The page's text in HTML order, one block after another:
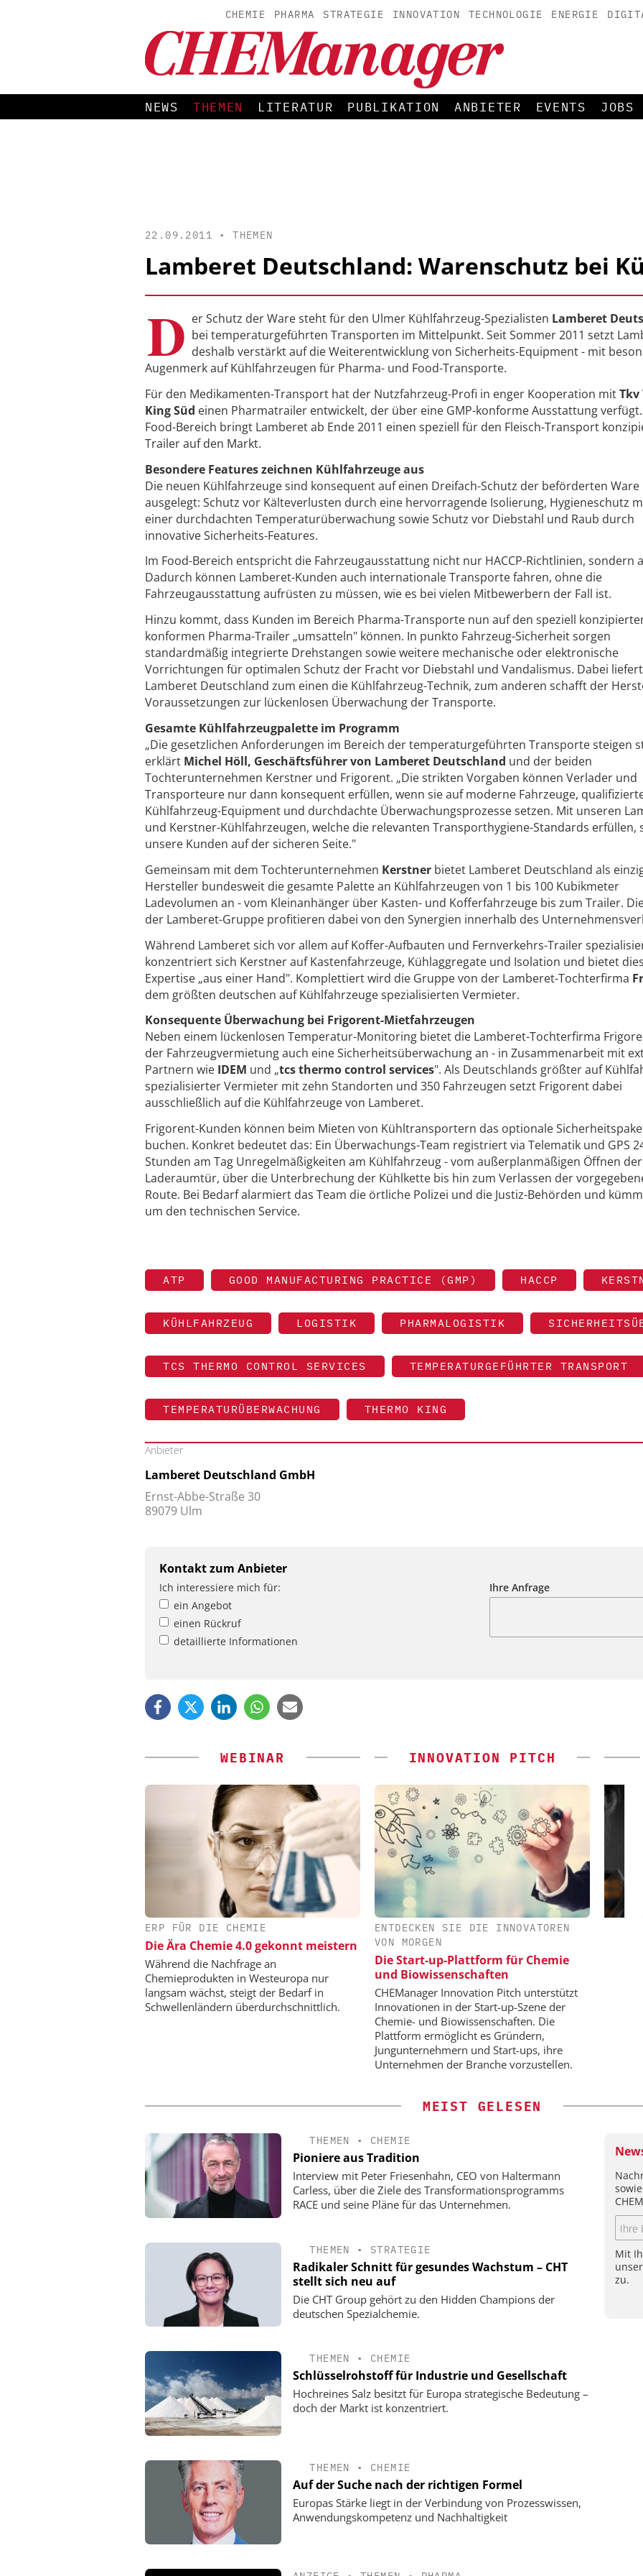
CHEMIE PHARMA STRATEGIE INNOVATION TECHNOLOGIE ENERGIE
NEWS THEMEN LITERATUR PUBLIKATION ANBIETER EVENTS JOBS
22.09.2011 •THEMEN
Lamberet Deutschland: Warenschutz bei
D er Schutz der Ware steht für den Ulmer Kühlfahrzeug-Spezialisten Lamberet
bei temperaturgeführten Transporten im Mittelpunkt. Seit Sommer 2011 setzt
deshalb verstärkt auf die Weiterentwicklung von Sicherheits-Equipment - mit
Augenmerk auf Kühlfahrzeugen für Pharma- und Food-Transporte.
Für den Medikamenten-Transport hat der Nutzfahrzeug-Profi in enger Kooperation mitTkv
King Süd einen Pharmatrailer entwickelt, der über eine GMP-konforme Ausstattung
Food-Bereich bringt Lamberet ab Ende 2011 einen speziell für den Fleisch-Transport
Trailer auf den Markt.
Besondere Features zeichnen Kühlfahrzeuge aus
Die neuen Kühlfahrzeuge sind konsequent auf einen Dreifach-Schutz der beförderten Ware
ausgelegt: Schutz vor Kälteverlusten durch eine hervorragende Isolierung, Hygieneschutz
einer durchdachten Temperaturüberwachung sowie Schutz vor Diebstahl und Raub durch
innovative Sicherheits-Features.
Im Food-Bereich entspricht die Fahrzeugausstattung nicht nur HACCP-Richtlinien, sondern
Dadurch können Lamberet-Kunden auch internationale Transporte fahren, ohne die
Fahrzeugausstattung aufrüsten zu müssen, wie es bei vielen Mitbewerbern der Fall ist.
Hinzu kommt, dass Kunden im Bereich Pharma-Transporte nun auf den speziell
konformen Pharma-Trailer „umsatteln" können. In punkto Fahrzeug-Sicherheit sorgen
standardmäßig integrierte Drehstangen sowie weitere mechanische oder elektronische
Vorrichtungen für optimalen Schutz der Fracht vor Diebstahl und Vandalismus. Dabei liefert
Lamberet Deutschland zum einen die Kühlfahrzeug-Technik, zum anderen schafft der
Voraussetzungen zur lückenlosen Überwachung der Transporte.
Gesamte Kühlfahrzeugpalette im Programm
„Die gesetzlichen Anforderungen im Bereich der temperaturgeführten Transporte steigen
erklärt Michel Höll, Geschäftsführer von Lamberet Deutschland und der beiden
Tochterunternehmen Kerstner und Frigorent. „Die strikten Vorgaben können Verlader und
Transporteure nur dann konsequent erfüllen, wenn sie auf moderne Fahrzeuge,
Kühlfahrzeug-Equipment und durchdachte Überwachungsprozesse setzen. Mit unseren
und Kerstner-Kühlfahrzeugen, welche die relevanten Transporthygiene-Standards erfüllen,
unsere Kunden auf der sicheren Seite."
Gemeinsam mit dem Tochterunternehmen Kerstner bietet Lamberet Deutschland als
Hersteller bundesweit die gesamte Palette an Kühlfahrzeugen von 1 bis 100 Kubikmeter
Ladevolumen an - vom Kleinanhänger über Kasten- und Kofferfahrzeuge bis zum Trailer.
der Lamberet-Gruppe profitieren dabei von den Synergien innerhalb des
Während Lamberet sich vor allem auf Koffer-Aufbauten und Fernverkehrs-Trailer
konzentriert sich Kerstner auf Kastenfahrzeuge, Kühlaggregate und Isolation und bietet
Expertise „aus einer Hand". Komplettiert wird die Gruppe von der Lamberet-Tochterfirma
dem größten deutschen auf Kühlfahrzeuge spezialisierten Vermieter.
Konsequente Überwachung bei Frigorent-Mietfahrzeugen
Neben einem lückenlosen Temperatur-Monitoring bietet die Lamberet-Tochterfirma
der Fahrzeugvermietung auch eine Sicherheitsüberwachung an - in Zusammenarbeit mit
Partnern wie IDEM und „tcs thermo control services". Als Deutschlands größter auf
spezialisierter Vermieter mit zehn Standorten und 350 Fahrzeugen setzt Frigorent dabei
ausschließlich auf die Kühlfahrzeuge von Lamberet.
Frigorent-Kunden können beim Mieten von Kühltransportern das optionale
buchen. Konkret bedeutet das: Ein Überwachungs-Team registriert via Telematik und GPS
Stunden am Tag Unregelmäßigkeiten am Kühlfahrzeug - vom außerplanmäßigen Öffnen der
Laderaumtür, über die Unterbrechung der Kühlkette bis hin zum Verlassen der
Route. Bei Bedarf alarmiert das Team die örtliche Polizei und die Justiz-Behörden und
um den technischen Service.
ATP GOOD MANUFACTURING PRACTICE (GMP) HACCP
KÜHLFAHRZEUG LOGISTIK PHARMALOGISTIK
TCS THERMO CONTROL SERVICES TEMPERATURGEFÜHRTER TRANSPORT
TEMPERATURÜBERWACHUNG THERMO KING
Anbieter
Lamberet Deutschland GmbH
Ernst-Abbe-Straße 30
89079 Ulm
Kontakt zum Anbieter
Ich interessiere mich für:
ein Angebot
einen Rückruf
detaillierte Informationen
Ihre Anfrage
WEBINAR
ERP FÜR DIE CHEMIE
Die Ära Chemie 4.0 gekonnt meistern
Während die Nachfrage an
Chemieprodukten in Westeuropa nur
langsam wächst, steigt der Bedarf in
Schwellenländern überdurchschnittlich.
INNOVATION PITCH
ENTDECKEN SIE DIE INNOVATOREN
VON MORGEN
Die Start-up-Plattform für Chemie
und Biowissenschaften
CHEManager Innovation Pitch unterstützt
Innovationen in der Start-up-Szene der
Chemie- und Biowissenschaften. Die
Plattform ermöglicht es Gründern,
Jungunternehmern und Start-ups, ihre
Unternehmen der Branche vorzustellen.
EPAL DEUTSCHLAND E.V.
EPAL CP-Paletten:
Qualitätsgesicherter Standard für die
Chemielogistik von heute und
morgen
ALEXANDER THAMM GMBH
Der neue Katalysator
MEIST GELESEN
THEMEN • CHEMIE
Pioniere aus Tradition
Interview mit Peter Friesenhahn, CEO von Haltermann
Carless, über die Ziele des Transformationsprogramms
RACE und seine Pläne für das Unternehmen.
THEMEN • STRATEGIE
Radikaler Schnitt für gesundes Wachstum – CHT
stellt sich neu auf
Die CHT Group gehört zu den Hidden Champions der
deutschen Spezialchemie.
THEMEN • CHEMIE
Schlüsselrohstoff für Industrie und Gesellschaft
Hochreines Salz besitzt für Europa strategische Bedeutung –
doch der Markt ist konzentriert.
THEMEN • CHEMIE
Auf der Suche nach der richtigen Formel
Europas Stärke liegt in der Verbindung von Prozesswissen,
Anwendungskompetenz und Nachhaltigkeit
Mit
zu.